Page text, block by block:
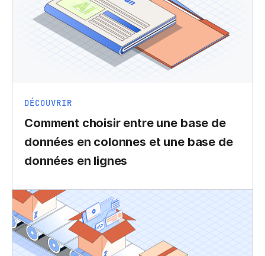
DÉCOUVRIR
Comment choisir entre une base de
données en colonnes et une base de
données en lignes